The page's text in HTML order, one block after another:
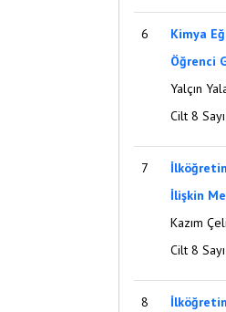
6
Kimya
Öğrenci
Yalçın
Cilt 8
7
İlişkin
Kazım
Cilt 8
8